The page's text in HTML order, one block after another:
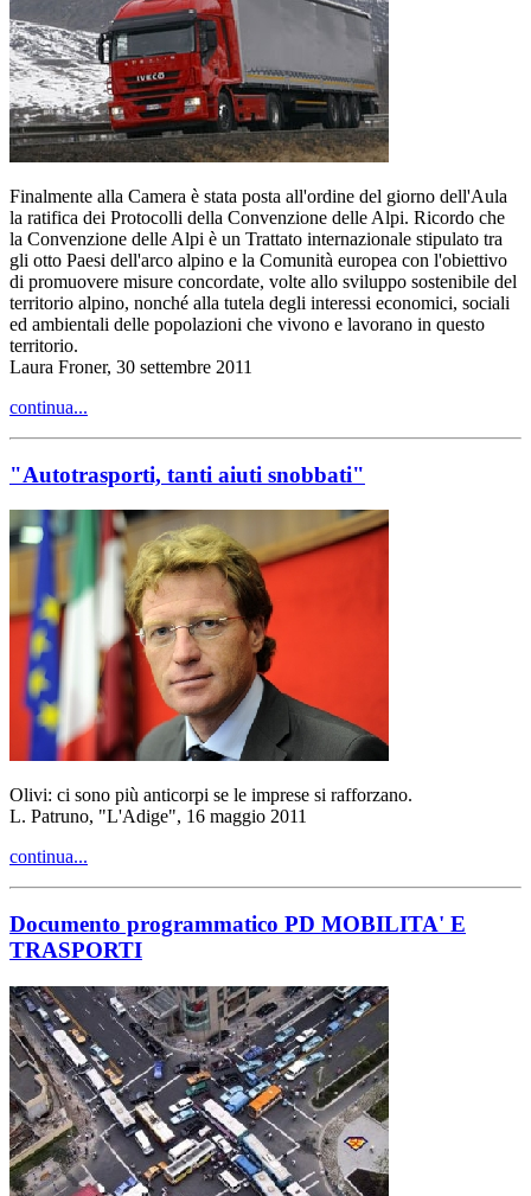
Finalmente alla Camera è stata posta all'ordine del giorno dell'Aula
la ratifica dei Protocolli della Convenzione delle Alpi. Ricordo che
la Convenzione delle Alpi è un Trattato internazionale stipulato tra
gli otto Paesi dell'arco alpino e la Comunità europea con l'obiettivo
di promuovere misure concordate, volte allo sviluppo sostenibile del
territorio alpino, nonché alla tutela degli interessi economici, sociali
ed ambientali delle popolazioni che vivono e lavorano in questo
territorio.
Laura Froner, 30 settembre 2011
continua...
"Autotrasporti, tanti aiuti snobbati"
Olivi: ci sono più anticorpi se le imprese si rafforzano.
L. Patruno, "L'Adige", 16 maggio 2011
continua...
Documento programmatico PD MOBILITA' E
TRASPORTI